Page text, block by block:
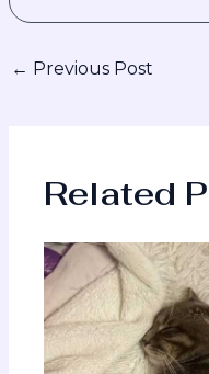
← Previous Post
Related